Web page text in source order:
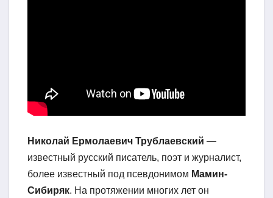
Николай Ермолаевич Трублаевский —
известный русский писатель, поэт и журналист,
более известный под псевдонимом Мамин-
Сибиряк. На протяжении многих лет он